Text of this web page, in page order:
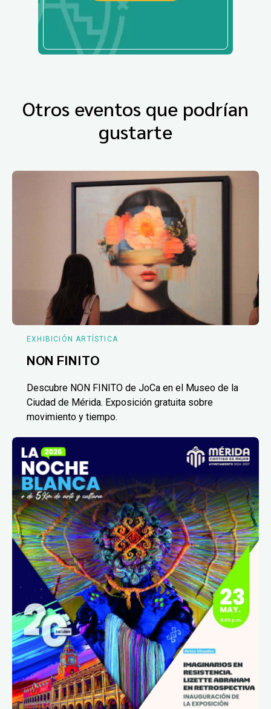
Otros eventos que podrían
gustarte
EXHIBICIÓN ARTÍSTICA
NON FINITO
Descubre NON FINITO de JoCa en el Museo de la
Ciudad de Mérida. Exposición gratuita sobre
movimiento y tiempo.